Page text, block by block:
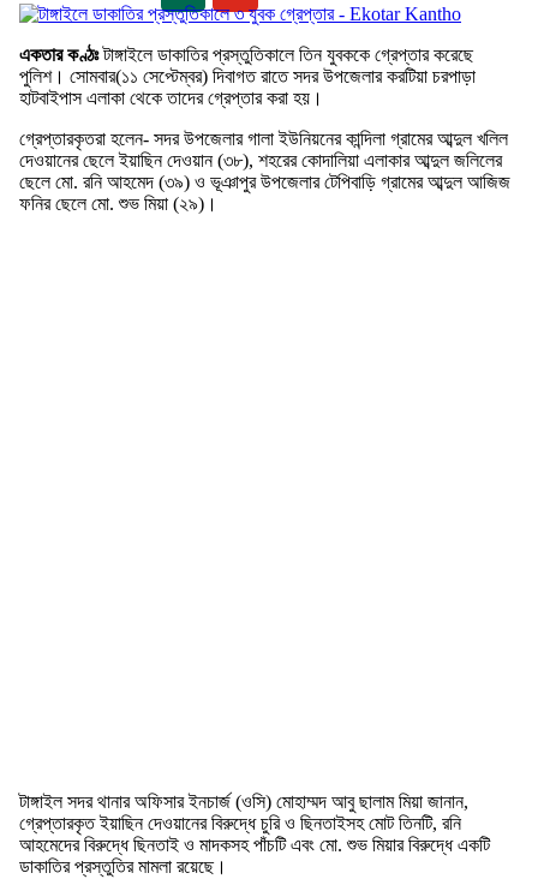
একতার কণ্ঠঃটাঙ্গাইলে ডাকাতির প্রস্তুতিকালে তিন যুবককে গ্রেপ্তার করেছে
পুলিশ। সোমবার(১১ সেপ্টেম্বর) দিবাগত রাতে সদর উপজেলার করটিয়া চরপাড়া
হাটবাইপাস এলাকা থেকে তাদের গ্রেপ্তার করা হয়।
গ্রেপ্তারকৃতরা হলেন- সদর উপজেলার গালা ইউনিয়নের কান্দিলা গ্রামের আব্দুল খলিল
দেওয়ানের ছেলে ইয়াছিন দেওয়ান (৩৮), শহরের কোদালিয়া এলাকার আব্দুল জলিলের
ছেলে মো. রনি আহমেদ (৩৯) ও ভূঞাপুর উপজেলার টেপিবাড়ি গ্রামের আব্দুল আজিজ
ফনির ছেলে মো. শুভ মিয়া (২৯)।
টাঙ্গাইল সদর থানার অফিসার ইনচার্জ (ওসি) মোহাম্মদ আবু ছালাম মিয়া জানান,
গ্রেপ্তারকৃত ইয়াছিন দেওয়ানের বিরুদ্ধে চুরি ও ছিনতাইসহ মোট তিনটি, রনি
আহমেদের বিরুদ্ধে ছিনতাই ও মাদকসহ পাঁচটি এবং মো. শুভ মিয়ার বিরুদ্ধে একটি
ডাকাতির প্রস্তুতির মামলা রয়েছে।